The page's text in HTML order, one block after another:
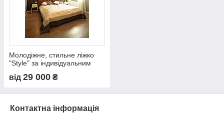
Молодіжне, стильне ліжко
"Style" за індивідуальним
від 29 000 ₴
Контактна інформація